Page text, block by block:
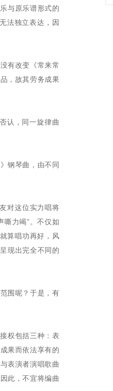
与原乐谱形式的
法独立表达，因
有改变《常来常
，故其劳务成果
认，同一旋律曲
钢琴曲，由不同
对这位实力唱将
嘶力竭”。不仅如
算唱功再好，风
现出完全不同的
围呢？于是，有
权包括三种：表
果而依法享有的
表演者演唱歌曲
此，不宜将编曲